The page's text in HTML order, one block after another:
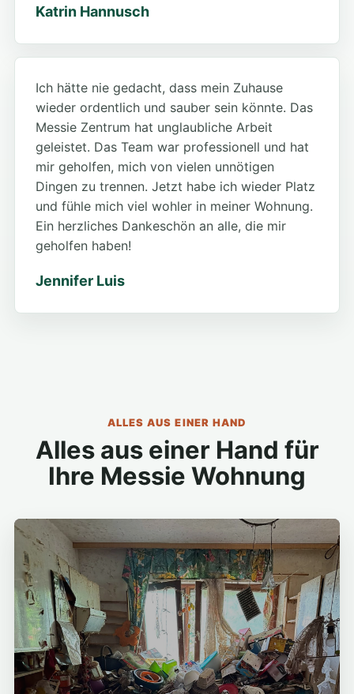
Katrin Hannusch
Ich hätte nie gedacht, dass mein Zuhause
wieder ordentlich und sauber sein könnte. Das
Messie Zentrum hat unglaubliche Arbeit
geleistet. Das Team war professionell und hat
mir geholfen, mich von vielen unnötigen
Dingen zu trennen. Jetzt habe ich wieder Platz
und fühle mich viel wohler in meiner Wohnung.
Ein herzliches Dankeschön an alle, die mir
geholfen haben!
Jennifer Luis
ALLES AUS EINER HAND
Alles aus einer Hand für
Ihre Messie Wohnung